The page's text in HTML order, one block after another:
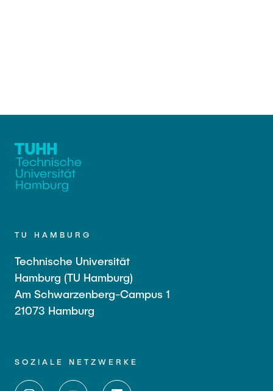
TU HAMBURG
Technische Universität
Hamburg (TU Hamburg)
Am Schwarzenberg-Campus 1
21073 Hamburg
SOZIALE NETZWERKE